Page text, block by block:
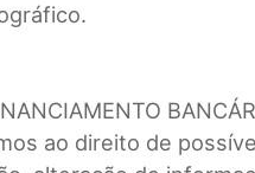
ao direito de